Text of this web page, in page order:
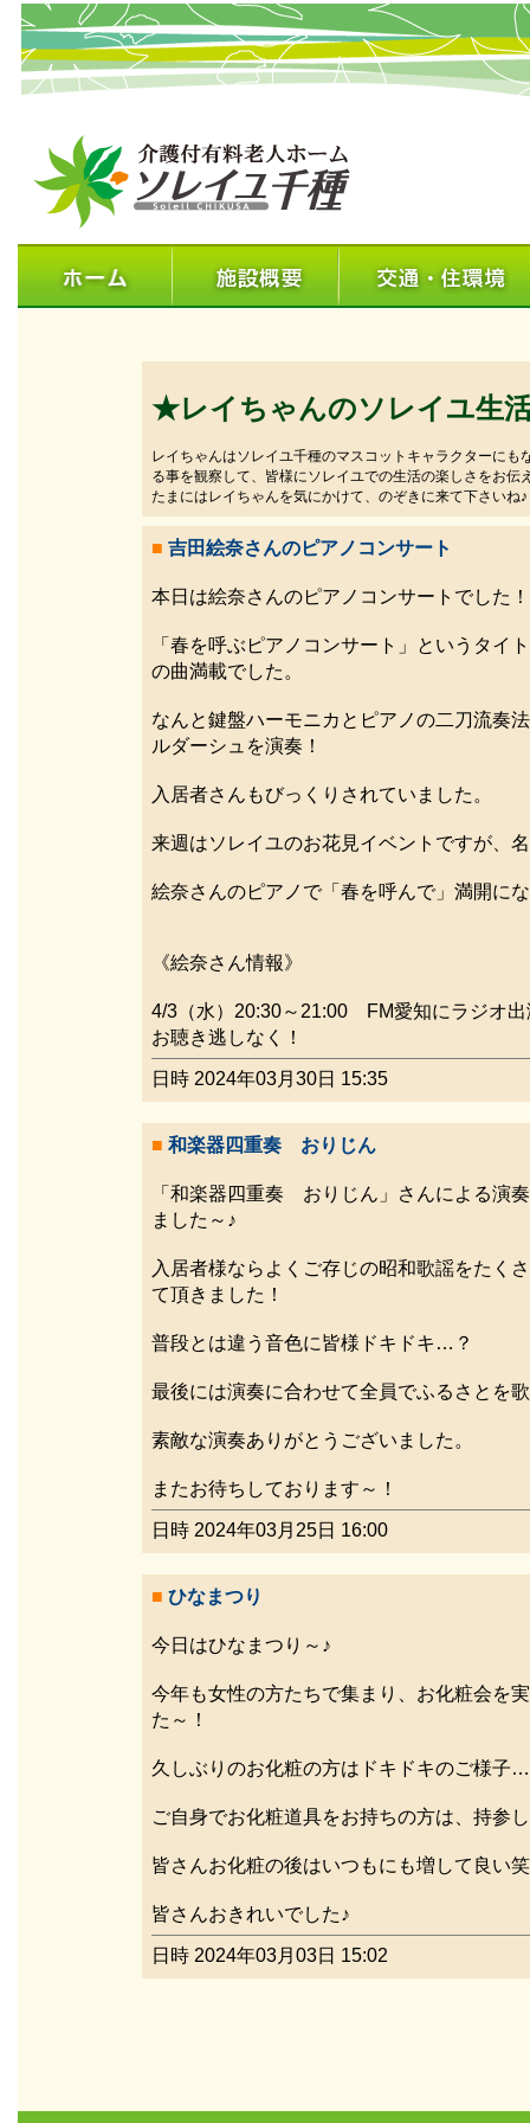
★レイちゃんのソレイユ生
レイちゃんはソレイユ千種のマスコットキャラクターに
る事を観察して、皆様にソレイユでの生活の楽しさをお伝
たまにはレイちゃんを気にかけて、のぞきに来て下さいね♪
■ 吉田絵奈さんのピアノコンサート
本日は絵奈さんのピアノコンサートでした！
「春を呼ぶピアノコンサート」というタイ
の曲満載でした。
なんと鍵盤ハーモニカとピアノの二刀流奏
ルダーシュを演奏！
入居者さんもびっくりされていました。
来週はソレイユのお花見イベントですが、
絵奈さんのピアノで「春を呼んで」満開に
《絵奈さん情報》
4/3（水）20:30～21:00 FM愛知にラジオ出
お聴き逃しなく！
日時 2024年03月30日 15:35
■ 和楽器四重奏 おりじん
「和楽器四重奏 おりじん」さんによる演
ました～♪
入居者様ならよくご存じの昭和歌謡をたく
て頂きました！
普段とは違う音色に皆様ドキドキ…？
最後には演奏に合わせて全員でふるさとを
素敵な演奏ありがとうございました。
またお待ちしております～！
日時 2024年03月25日 16:00
■ ひなまつり
今日はひなまつり～♪
今年も女性の方たちで集まり、お化粧会を
た～！
久しぶりのお化粧の方はドキドキのご様子
ご自身でお化粧道具をお持ちの方は、持参
皆さんお化粧の後はいつもにも増して良い
皆さんおきれいでした♪
日時 2024年03月03日 15:02